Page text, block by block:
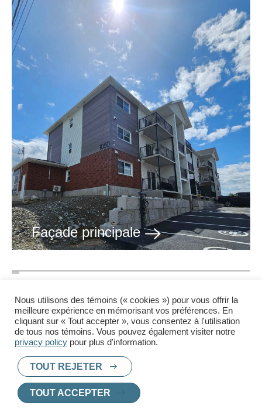
Façade principale
Nous utilisons des témoins (« cookies ») pour vous offrir la
meilleure expérience en mémorisant vos préférences. En
cliquant sur « Tout accepter », vous consentez à l'utilisation
de tous nos témoins. Vous pouvez également visiter notre
privacy policy pour plus d'information.
TOUT REJETER
TOUT ACCEPTER